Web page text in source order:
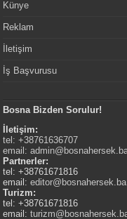
Künye
Reklam
İletişim
İş Başvurusu
Bosna Bizden Sorulur!
İletişim:
tel: +38761636707
email:
Partnerler:
tel: +38761671816
email:editor@bosnahersek.ba
Turizm:
tel: +38761671816
email: